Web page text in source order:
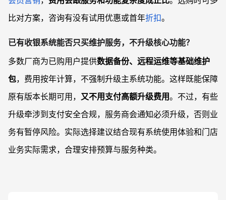
比对方案，咨询有没有试用优惠或首年折扣。
已有收银系统能否只买维护服务，不升级核心功能？
多数厂商为已购用户提供数据备份、远程运维等基础维护
包，费用按年计算，不强制升级主系统功能。这样既能保障
原有版本长期可用， 又不用支付高额升级费用。不过，有些
升级牵涉到支付安全合规，服务商会通知必须升级，否则业
务有暂停风险。实际选择建议结合现有系统使用体验和门店
业务实际需求，合理安排预算与服务种类。